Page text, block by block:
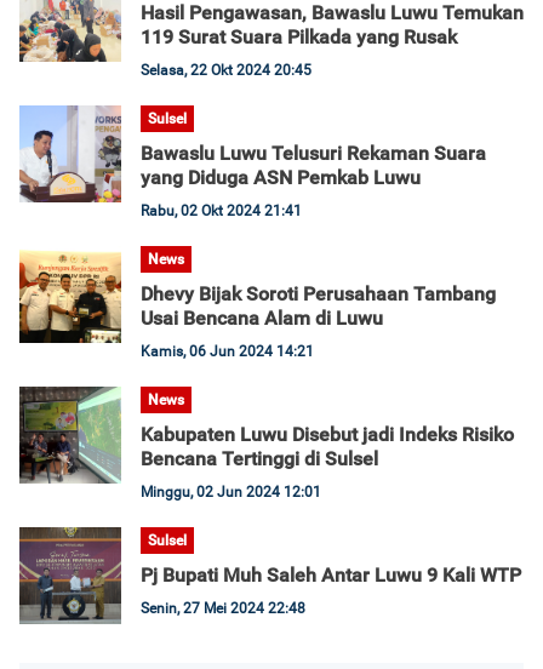
Hasil Pengawasan, Bawaslu Luwu Temukan
119 Surat Suara Pilkada yang Rusak
Selasa, 22 Okt 2024 20:45
Sulsel
Bawaslu Luwu Telusuri Rekaman Suara
yang Diduga ASN Pemkab Luwu
Rabu, 02 Okt 2024 21:41
News
Dhevy Bijak Soroti Perusahaan Tambang
Usai Bencana Alam di Luwu
Kamis, 06 Jun 2024 14:21
News
Kabupaten Luwu Disebut jadi Indeks Risiko
Bencana Tertinggi di Sulsel
Minggu, 02 Jun 2024 12:01
Sulsel
Pj Bupati Muh Saleh Antar Luwu 9 Kali WTP
Senin, 27 Mei 2024 22:48